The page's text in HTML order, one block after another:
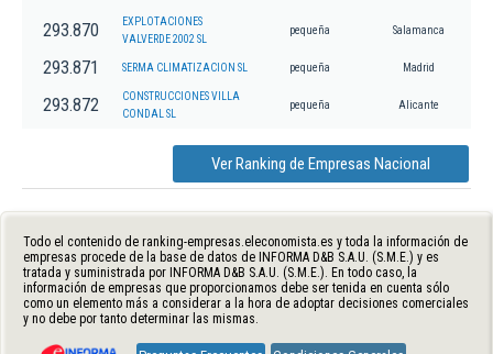
293.870
EXPLOTACIONES
VALVERDE 2002 SL
pequeña Salamanca
293.871 SERMA CLIMATIZACION SL pequeña Madrid
293.872
CONSTRUCCIONES VILLA
CONDAL SL
pequeña Alicante
Ver Ranking de Empresas Nacional
Todo el contenido de ranking-empresas.eleconomista.es y toda la información de
empresas procede de la base de datos de INFORMA D&B S.A.U. (S.M.E.) y es
tratada y suministrada por INFORMA D&B S.A.U. (S.M.E.). En todo caso, la
información de empresas que proporcionamos debe ser tenida en cuenta sólo
como un elemento más a considerar a la hora de adoptar decisiones comerciales
y no debe por tanto determinar las mismas.